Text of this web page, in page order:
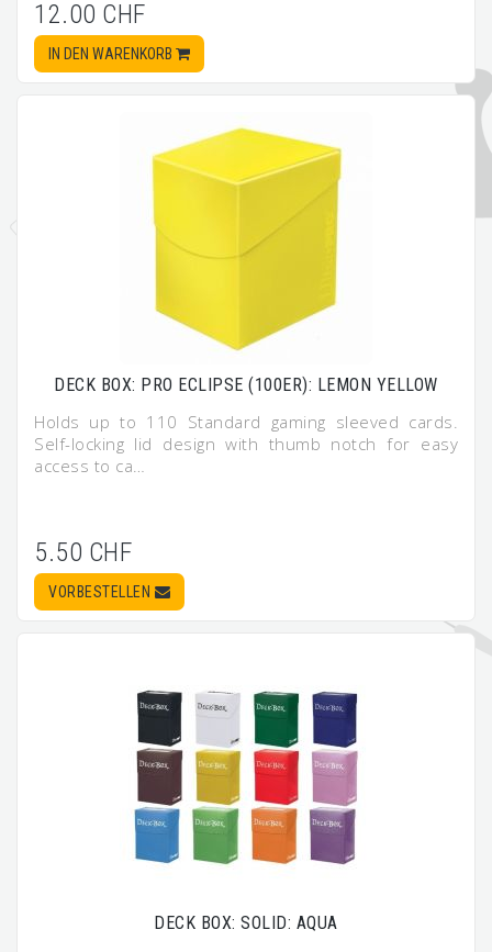
12.00 CHF
IN DEN WARENKORB
DECK BOX: PRO ECLIPSE (100ER): LEMON YELLOW
Holds up to 110 Standard gaming sleeved cards.
Self-locking lid design with thumb notch for easy
access to ca…
5.50 CHF
VORBESTELLEN
DECK BOX: SOLID: AQUA